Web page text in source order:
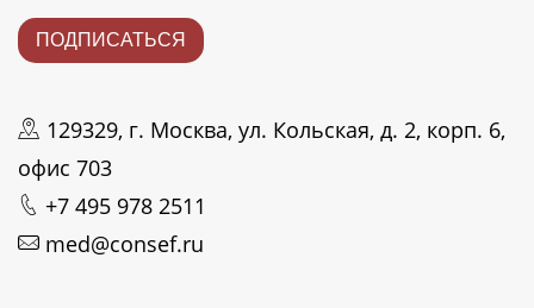
129329, г. Москва, ул. Кольская, д. 2, корп. 6,
офис 703
+7 495 978 2511
med@consef.ru